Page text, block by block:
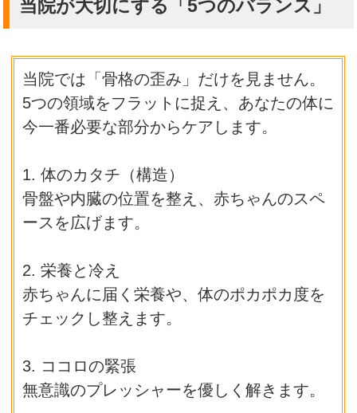
当院が大切にする「5つのバランス」
当院では「骨格の歪み」だけを見ません。
5つの領域をフラットに捉え、あなたの体に
今一番必要な部分からケアします。
1. 体のカタチ（構造）
骨盤や内臓の位置を整え、赤ちゃんのスペ
ースを広げます。
2. 栄養と冷え
赤ちゃんに届く栄養や、体のポカポカ度を
チェックし整えます。
3. ココロの緊張
無意識のプレッシャーを優しく解きます。